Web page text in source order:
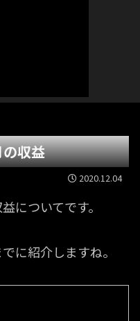
収益
2020.12.04
についてです。
に紹介しますね。